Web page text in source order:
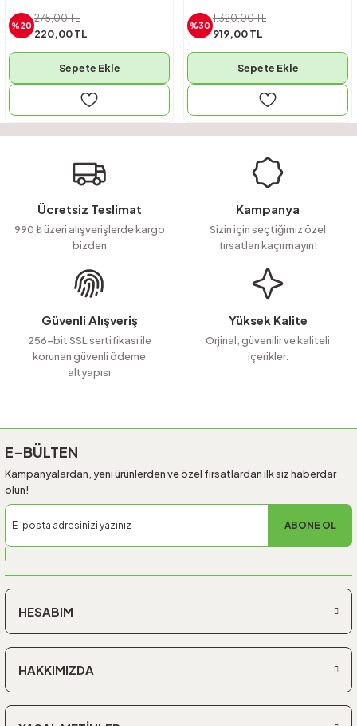
%20
275,00 TL
220,00 TL
Sepete Ekle
%30
1.320,00 TL
919,00 TL
Sepete Ekle
Ücretsiz Teslimat
990 ₺ üzeri alışverişlerde kargo
bizden
Kampanya
Sizin için seçtiğimiz özel
fırsatları kaçırmayın!
Güvenli Alışveriş
256-bit SSL sertifikası ile
korunan güvenli ödeme
altyapısı
Yüksek Kalite
Orjinal, güvenilir ve kaliteli
içerikler.
E-BÜLTEN
Kampanyalardan, yeni ürünlerden ve özel fırsatlardan ilk siz haberdar
olun!
ABONE OL
HESABIM
HAKKIMIZDA